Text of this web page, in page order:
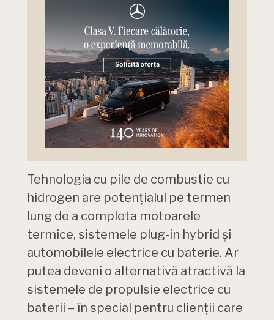
Tehnologia cu pile de combustie cu
hidrogen are potenţialul pe termen
lung de a completa motoarele
termice, sistemele plug-in hybrid şi
automobilele electrice cu baterie. Ar
putea deveni o alternativă atractivă la
sistemele de propulsie electrice cu
baterii – în special pentru clienţii care